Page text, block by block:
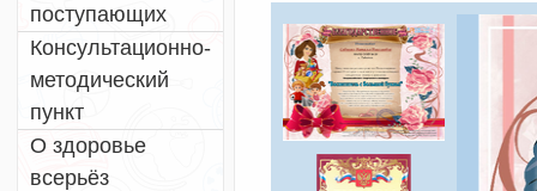
поступающих
Консультационно-
методический
пункт
О здоровье
всерьёз